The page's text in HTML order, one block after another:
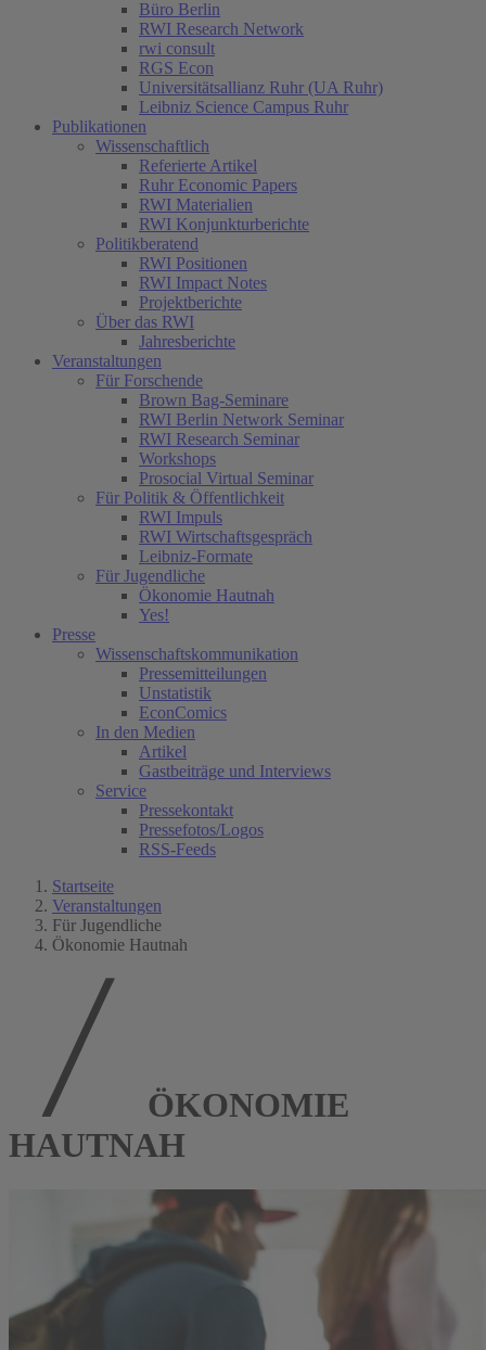
Büro Berlin
RWI Research Network
rwi consult
RGS Econ
Universitätsallianz Ruhr (UA Ruhr)
Leibniz Science Campus Ruhr
Publikationen
Wissenschaftlich
Referierte Artikel
Ruhr Economic Papers
RWI Materialien
RWI Konjunkturberichte
Politikberatend
RWI Positionen
RWI Impact Notes
Projektberichte
Über das RWI
Jahresberichte
Veranstaltungen
Für Forschende
Brown Bag-Seminare
RWI Berlin Network Seminar
RWI Research Seminar
Workshops
Prosocial Virtual Seminar
Für Politik & Öffentlichkeit
RWI Impuls
RWI Wirtschaftsgespräch
Leibniz-Formate
Für Jugendliche(current)
Ökonomie Hautnah
Yes!
Presse
Wissenschaftskommunikation
Pressemitteilungen
Unstatistik
EconComics
In den Medien
Artikel
Gastbeiträge und Interviews
Service
Pressekontakt
Pressefotos/Logos
RSS-Feeds
Startseite
Veranstaltungen
Für Jugendliche
Ökonomie Hautnah
ÖKONOMIE
HAUTNAH